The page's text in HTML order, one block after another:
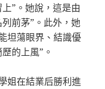
”。她說，這是由
前茅”。此外，她
坦蕩眼界、結識優
的上風”。
姐在結業后勝利進